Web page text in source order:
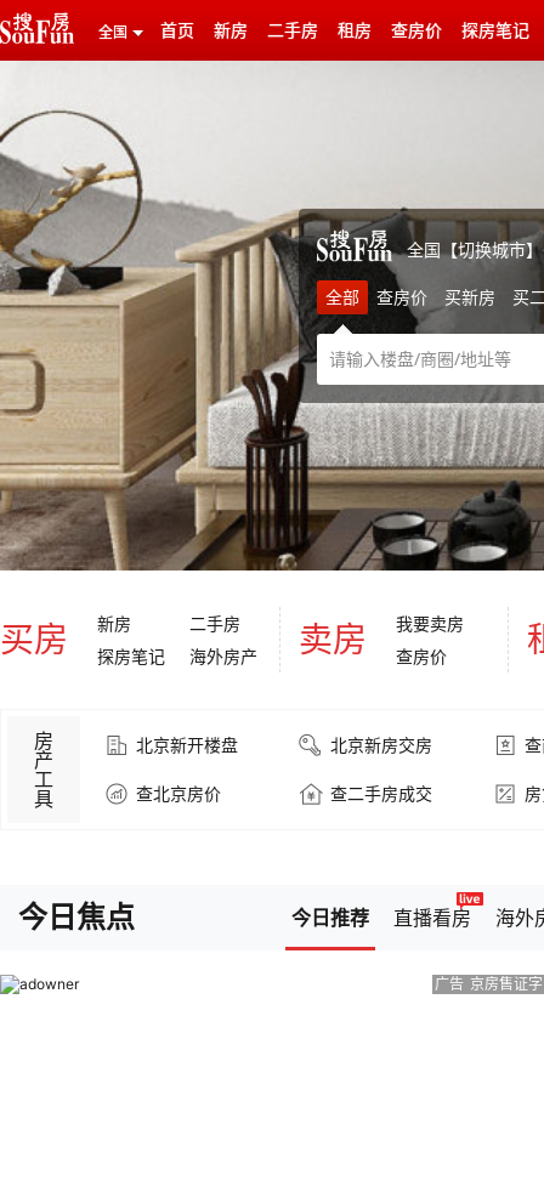
全国 首页 新房 二手房 租房 查房价 探房笔记
全国【切换城市】
全部 查房价 买新房 买
买房 新房
二手房
探房笔记
海外房产 卖房
我要卖房
查房价
房
产
工
具
北京新开楼盘 北京新房交房
查北京房价 查二手房成交
今日焦点 今日推荐 直播看房 海外
广告 京房售证
03月29日
60000元/
㎡
国贤府PARK
04月10日
108000元/
国贸T30公馆
52000元/
中建·方程国贤府
04月24日
05月01日
首创禧悦兴城
裕龙湾